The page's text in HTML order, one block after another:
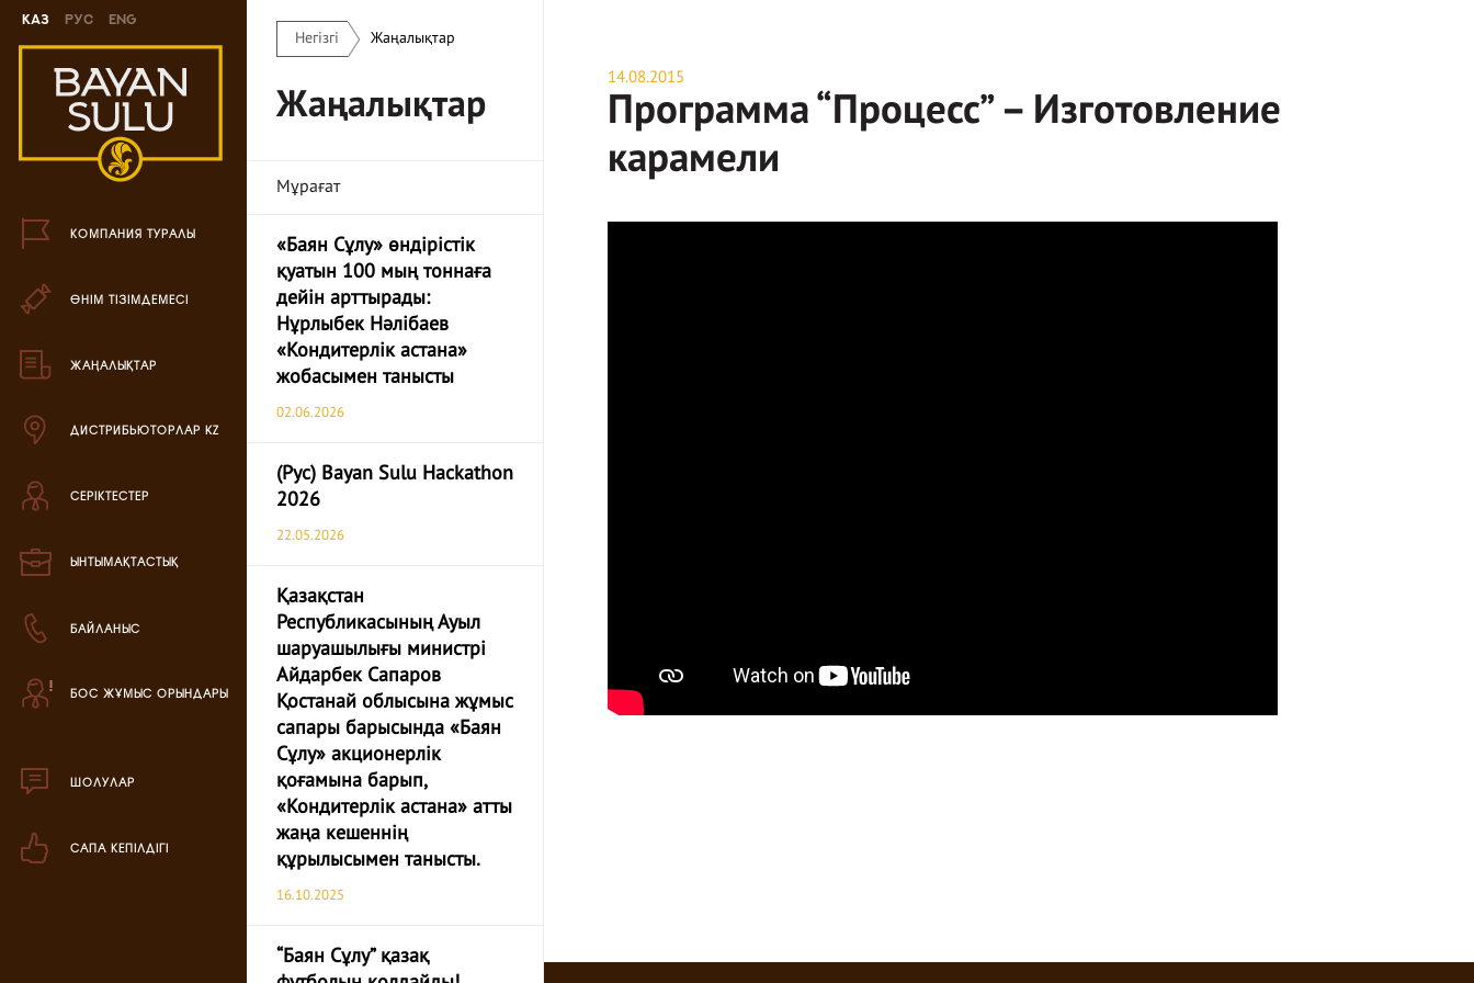
Каз Рус Eng
КОМПАНИЯ ТУРАЛЫ
ӨНІМ ТІЗІМДЕМЕСІ
ЖАҢАЛЫҚТАР
ДИСТРИБЬЮТОРЛАР KZ
СЕРІКТЕСТЕР
ЫНТЫМАҚТАСТЫҚ
БАЙЛАНЫС
БОС ЖҰМЫС ОРЫНДАРЫ
ШОЛУЛАР
САПА КЕПІЛДІГІ
өнімдер
өнімі
өнімі
өнімі
өнімі
өнімі
өнімі
паста
продукции
РК
каталог
Негізгі Жаңалықтар
Жаңалықтар
Мұрағат
«Баян Сұлу» өндірістік
қуатын 100 мың тоннаға
дейін арттырады:
Нұрлыбек Нәлібаев
«Кондитерлік астана»
жобасымен танысты
02.06.2026
(Рус) Bayan Sulu Hackathon
2026
22.05.2026
Қазақстан
Республикасының Ауыл
шаруашылығы министрі
Айдарбек Сапаров
Қостанай облысына жұмыс
сапары барысында «Баян
Сұлу» акционерлік
қоғамына барып,
«Кондитерлік астана» атты
жаңа кешеннің
құрылысымен танысты.
16.10.2025
“Баян Сұлу” қазақ
14.08.2015
Программа “Процесс” – Изготовление
карамели